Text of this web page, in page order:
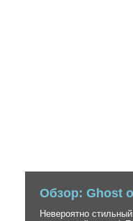
Обзор: Ghost of
Невероятно стильный,
создателей серии